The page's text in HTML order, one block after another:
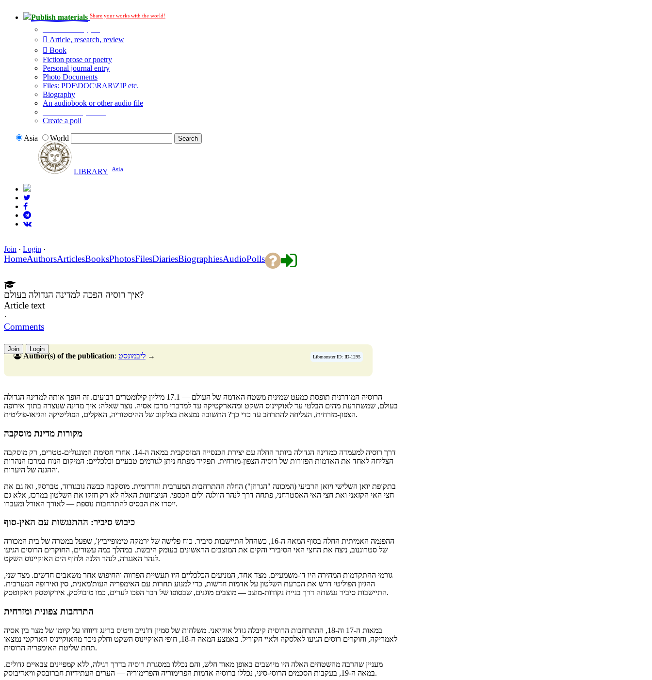
Publish materials Share your works with the world!
Article, research, review
Book
Fiction prose or poetry
Personal journal entry
Photo Documents
Files: PDF\DOC\RAR\ZIP etc.
Biography
An audiobook or other audio file
Create a poll
Asia World
LIBRARY Asia
Join · Login ·
HomeAuthorsArticlesBooksPhotosFilesDiariesBiographiesAudioPolls
איך רוסיה הפכה למדינה הגדולה בעולם?
Article text
·
Comments
Join Login
Libmonster ID: ID-1295
Author(s) of the publication: ליבמונסט →
הרוסיה המודרנית תופסת כמעט שמינית משטח האדמה של העולם — 17.1 מיליון קילומטרים רבועים. זה הופך אותה למדינה הגדולה
בעולם, שמשתרעת מהים הבלטי עד לאוקיינוס השקט ומהארקטיקה עד למדברי מרכז אסיה. נוצר שאלה: איך מדינה שנוצרה בתוך אירופה
הצפון-מזרחית, הצליחה להתרחב עד כדי כך? התשובה נמצאת בצלקוב של ההיסטוריה, האקלים, הפוליטיקה והגיאו-פוליטית.
מקורות מדינת מוסקבה
דרך רוסיה למעמדה כמדינה הגדולה ביותר החלה עם יצירת הכנסייה המוסקבית במאה ה-14. אחרי חסימת המונגולים-טטרים, רק מוסקבה
הצליחה לאחד את האדמות הפזורות של רוסיה הצפון-מזרחית. תפקיד מפתח ניתן לגורמים טבעיים וכלכליים: המיקום הנוח במרכז הנהרות
וההגנה של היערות.
בתקופת יואן השלישי ויואן הרביעי (המכונה "הגרוזן") החלה ההתרחבות המערבית והדרומית. מוסקבה כבשה נובגורוד, טברסק, ואז גם את
חצי האי הקזאני ואת חצי האי האסטרחני, פתחה דרך לנהר הוולגה ולים הכספי. הניצחונות האלה לא רק חזקו את השלטון במרכז, אלא גם
ייסדו את הבסיס להתרחבות נוספת — לאורך האורל ומעברו.
כיבוש סיביר: ההתנגשות עם האין-סוף
ההפנמה האמיתית החלה בסוף המאה ה-16, כשהחל התיישבות סיביר. כוח פלישה של ירמקה טימופייביץ', שפעל במטרה של בית המכורה
של סטרוגנוב, ניצח את החצי האי הסיבירי והקים את המוצבים הראשונים בעומק היבשת. במהלך כמה עשורים, החוקרים הרוסים הגיעו
לנהר האנגרה, לנהר הלנה ולחוף הים האוקיינוס השקט.
גורמי ההתקדמות המהירה היו דו-משמעיים. מצד אחד, המניעים הכלכליים היו תעשיית הפרווה והחיפוש אחר משאבים חדשים. מצד שני,
ההגיון הפוליטי דרש את הכרעת השלטון על אדמות חדשות, כדי למנוע תחרות עם האימפריה העות'מאנית, סין ואירופה המערבית.
התיישבות סיביר נעשתה דרך בניית נקודות-מוצב — מוצבים מוגנים, שבסופו של דבר הפכו לערים, כמו טובולסק, אירקוטסק ויאקוטסק.
התרחבות צפונית ומזרחית
במאות ה-17 וה-18, ההתרחבות הרוסית קיבלה גודל אוקיאני. משלחות של סמיון דז'נייב וויטוס ברינג דיווחו על קיומו של מצר בין אסיה
לאמריקה, וחוקרים רוסים הגיעו לאלסקה ולאיי הקוריל. באמצע המאה ה-18, חופי האוקיינוס השקט וחלק ניכר מהאוקיינוס הארקטי נמצאו
תחת שליטת האימפריה הרוסית.
מעניין שהרבה מהשטחים האלה היו מיושבים באופן מאוד חלש, והם נכללו במסגרת רוסיה בדרך רגילה, ללא קמפיינים צבאיים גדולים.
במאה ה-19, בעקבות הסכמים הרוסי-סיני, נכללו ברוסיה אדמות הפרימוריה והפרימוריה — הערים העתידיות חברובסק וויאדיבוסק.